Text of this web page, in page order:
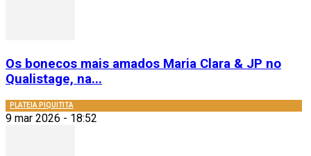
Os bonecos mais amados Maria Clara & JP no
Qualistage, na...
PLATEIA PIQUITITA
9 mar 2026 - 18:52